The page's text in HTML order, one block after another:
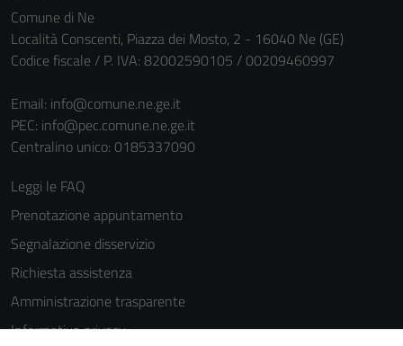
Comune di Ne
Località Conscenti, Piazza dei Mosto, 2 - 16040 Ne (GE)
Codice fiscale / P. IVA: 82002590105 / 00209460997
Email: info@comune.ne.ge.it
PEC: info@pec.comune.ne.ge.it
Centralino unico: 0185337090
Leggi le FAQ
Prenotazione appuntamento
Segnalazione disservizio
Richiesta assistenza
Amministrazione trasparente
Informativa privacy